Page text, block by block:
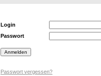
Login
Passwort
Passwort vergessen?